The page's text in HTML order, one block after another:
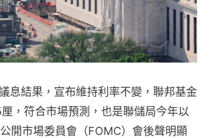
息結果，宣布維持利率不變，聯邦基金
，符合市場預測，也是聯儲局今年以
開市場委員會（FOMC）會後聲明顯